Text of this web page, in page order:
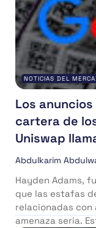
NOTICIAS DEL
Los
cartera de
Uniswap
Abdulkarim
Hayden Adams,
que las estafas
relacionadas con
amenaza seria.